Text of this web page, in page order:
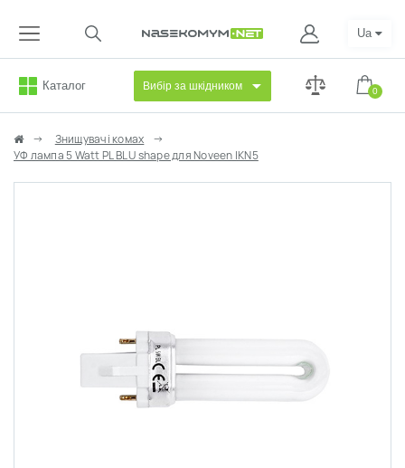
Каталог Вибір за шкідником 0
Ua
Знищувачі комах
УФ лампа 5 Watt PL BL U shape для Noveen IKN5